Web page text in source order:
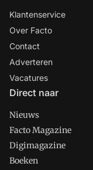
Klantenservice
Over Facto
Contact
Adverteren
Vacatures
Direct naar
Nieuws
Facto Magazine
Digimagazine
Boeken